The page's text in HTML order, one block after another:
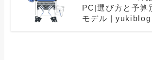
PC|選び方と予算
モデル | yukiblog